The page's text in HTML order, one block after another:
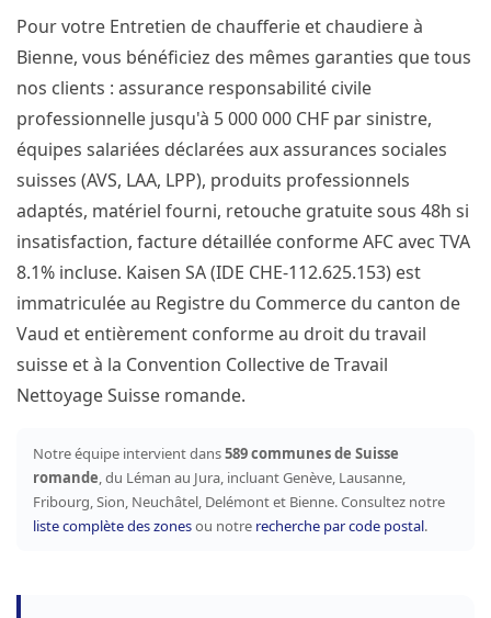
Pour votre Entretien de chaufferie et chaudiere à
Bienne, vous bénéficiez des mêmes garanties que tous
nos clients : assurance responsabilité civile
professionnelle jusqu'à 5 000 000 CHF par sinistre,
équipes salariées déclarées aux assurances sociales
suisses (AVS, LAA, LPP), produits professionnels
adaptés, matériel fourni, retouche gratuite sous 48h si
insatisfaction, facture détaillée conforme AFC avec TVA
8.1% incluse. Kaisen SA (IDE CHE-112.625.153) est
immatriculée au Registre du Commerce du canton de
Vaud et entièrement conforme au droit du travail
suisse et à la Convention Collective de Travail
Nettoyage Suisse romande.
Notre équipe intervient dans589 communes de Suisse
romande, du Léman au Jura, incluant Genève, Lausanne,
Fribourg, Sion, Neuchâtel, Delémont et Bienne. Consultez notre
liste complète des zonesou notre recherche par code postal.